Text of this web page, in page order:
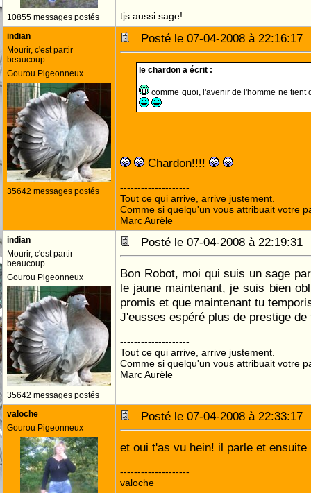
10855 messages postés
tjs aussi sage!
indian
Mourir, c'est partir
beaucoup.
Gourou Pigeonneux
35642 messages postés
Posté le 07-04-2008 à
le chardon a écrit :
comme quoi, l'avenir de l'homme ne tient
Chardon!!!!
--------------------
Tout ce qui arrive, arrive justement.
Comme si quelqu'un vous attribuait votre
Marc Aurèle
indian
Mourir, c'est partir
beaucoup.
Gourou Pigeonneux
35642 messages postés
Posté le 07-04-2008 à
Bon Robot, moi qui suis un sage
le jaune maintenant, je suis bien
promis et que maintenant tu
J'eusses espéré plus de prestige
--------------------
Tout ce qui arrive, arrive justement.
Comme si quelqu'un vous attribuait votre
Marc Aurèle
valoche
Gourou Pigeonneux
Posté le 07-04-2008 à
et oui t'as vu hein! il parle et ensuite
--------------------
valoche